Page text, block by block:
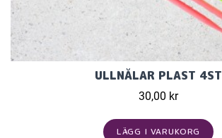
ULLNÅLAR PLAST 4ST
30,00 kr
LÄGG I VARUKORG